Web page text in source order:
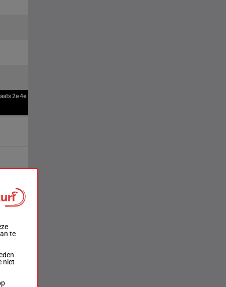
2e4e
te
niet